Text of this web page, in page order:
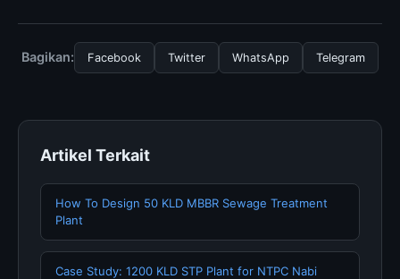
halaman resmi kami secara berkala. Kami selalu
memperbarui konten dengan informasi terkini dan
Bagikan: Facebook Twitter WhatsApp Telegram
Artikel Terkait
How To Design 50 KLD MBBR Sewage Treatment
Plant
Case Study: 1200 KLD STP Plant for NTPC Nabi